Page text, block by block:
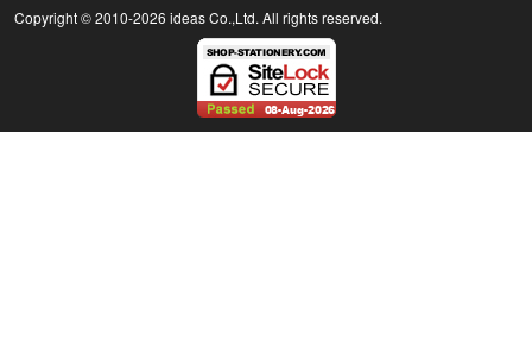
Copyright © 2010-2026 ideas Co.,Ltd. All rights reserved.